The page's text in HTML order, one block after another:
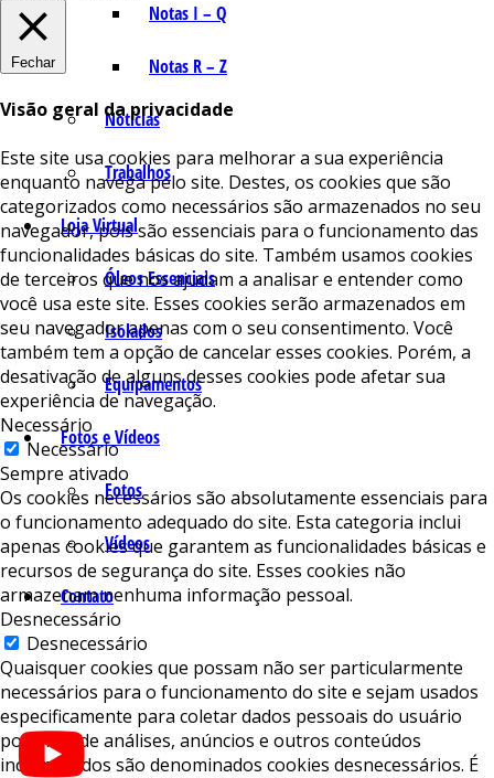
Notas I – Q
Notas R – Z
Notícias
Trabalhos
Loja Virtual
Óleos Essenciais
Isolados
Equipamentos
Fotos e Vídeos
Fotos
Vídeos
Contato
Fechar
Visão geral da privacidade
Este site usa cookies para melhorar a sua experiência
enquanto navega pelo site. Destes, os cookies que são
categorizados como necessários são armazenados no seu
navegador, pois são essenciais para o funcionamento das
funcionalidades básicas do site. Também usamos cookies
de terceiros que nos ajudam a analisar e entender como
você usa este site. Esses cookies serão armazenados em
seu navegador apenas com o seu consentimento. Você
também tem a opção de cancelar esses cookies. Porém, a
desativação de alguns desses cookies pode afetar sua
experiência de navegação.
Necessário
Necessário
Sempre ativado
Os cookies necessários são absolutamente essenciais para
o funcionamento adequado do site. Esta categoria inclui
apenas cookies que garantem as funcionalidades básicas e
recursos de segurança do site. Esses cookies não
armazenam nenhuma informação pessoal.
Desnecessário
Desnecessário
Quaisquer cookies que possam não ser particularmente
necessários para o funcionamento do site e sejam usados ​​
especificamente para coletar dados pessoais do usuário
por meio de análises, anúncios e outros conteúdos
incorporados são denominados cookies desnecessários. É